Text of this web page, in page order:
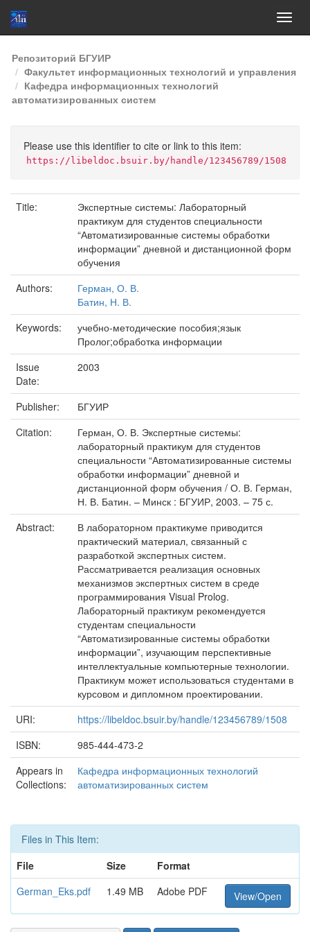
Skip
navigation
Репозиторий БГУИР
Факультет информационных технологий и управления
Кафедра информационных технологий
автоматизированных систем
Please use this identifier to cite or link to this item:
https://libeldoc.bsuir.by/handle/123456789/1508
Title:
Экспертные системы: Лабораторный
практикум для студентов специальности
“Автоматизированные системы обработки
информации” дневной и дистанционной форм
обучения
Authors:
Герман, О. В.
Батин, Н. В.
Keywords:
учебно-методические пособия;язык
Пролог;обработка информации
Issue
Date:
2003
Publisher:
БГУИР
Citation:
Герман, О. В. Экспертные системы:
лабораторный практикум для студентов
специальности “Автоматизированные системы
обработки информации” дневной и
дистанционной форм обучения / О. В. Герман,
Н. В. Батин. – Минск : БГУИР, 2003. – 75 с.
Abstract:
В лабораторном практикуме приводится
практический материал, связанный с
разработкой экспертных систем.
Рассматривается реализация основных
механизмов экспертных систем в среде
программирования Visual Prolog.
Лабораторный практикум рекомендуется
студентам специальности
“Автоматизированные системы обработки
информации”, изучающим перспективные
интеллектуальные компьютерные технологии.
Практикум может использоваться студентами в
курсовом и дипломном проектировании.
URI:
https://libeldoc.bsuir.by/handle/123456789/1508
ISBN:
985-444-473-2
Appears in
Collections:
Кафедра информационных технологий
автоматизированных систем
Files in This Item:
File
Size
Format
German_Eks.pdf
1.49 MB Adobe PDF View/Open